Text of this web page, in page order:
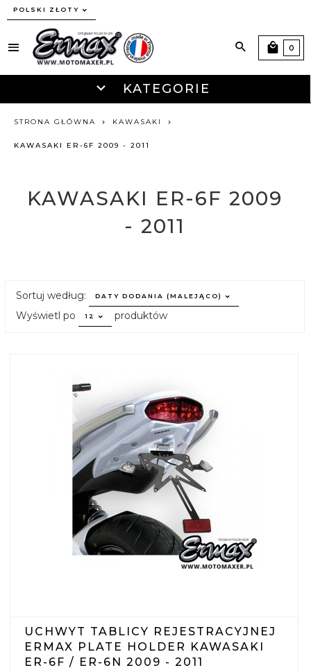
currency_h
POLSKI ZŁOTY
KATEGORIE
0
STRONA GŁÓWNA KAWASAKI
KAWASAKI ER-6F 2009 - 2011
KAWASAKI ER-6F 2009
- 2011
Sortuj według: sort
DATY DODANIA (MALEJĄCO)
Wyświetl po pop
12 produktów
UCHWYT TABLICY REJESTRACYJNEJ
ERMAX PLATE HOLDER KAWASAKI
ER-6F / ER-6N 2009 - 2011